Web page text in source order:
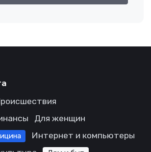
Для женщин
Интернет и компьютеры